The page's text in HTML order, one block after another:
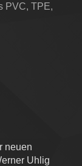
PVC, TPE,
neuen
Uhlig